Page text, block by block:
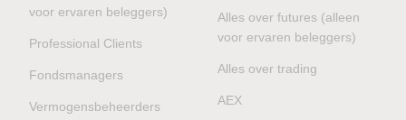
voor ervaren beleggers)
Professional Clients
Fondsmanagers
Vermogensbeheerders
Alles over futures (alleen
voor ervaren beleggers)
Alles over trading
AEX